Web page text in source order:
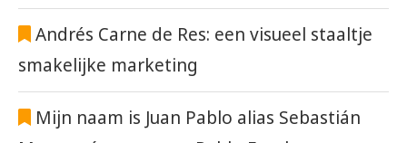
Andrés Carne de Res: een visueel staaltje
smakelijke marketing
Mijn naam is Juan Pablo alias Sebastián